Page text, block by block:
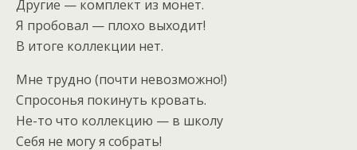
Другие — комплект из монет.
Я пробовал — плохо выходит!
В итоге коллекции нет.
Мне трудно (почти невозможно!)
Спросонья покинуть кровать.
Не-то что коллекцию — в школу
Себя не могу я собрать!